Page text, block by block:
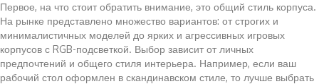
Первое, на что стоит обратить внимание, это общий стиль корпуса.
На рынке представлено множество вариантов: от строгих и
минималистичных моделей до ярких и агрессивных игровых
корпусов с RGB-подсветкой. Выбор зависит от личных
предпочтений и общего стиля интерьера. Например, если ваш
рабочий стол оформлен в скандинавском стиле, то лучше выбрать